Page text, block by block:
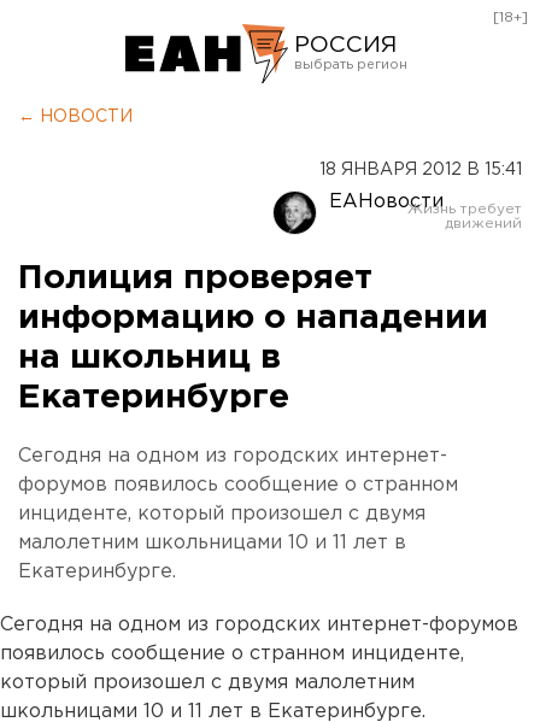
РОССИЯ
Оренбург
[18+]
← НОВОСТИ
18 ЯНВАРЯ 2012 В 15:41
ЕАНовости
Полиция проверяет
информацию о нападении
на школьниц в
Екатеринбурге
Сегодня на одном из городских интернет-
форумов появилось сообщение о странном
инциденте, который произошел с двумя
малолетним школьницами 10 и 11 лет в
Екатеринбурге.
Сегодня на одном из городских интернет-форумов
появилось сообщение о странном инциденте,
который произошел с двумя малолетним
школьницами 10 и 11 лет в Екатеринбурге.